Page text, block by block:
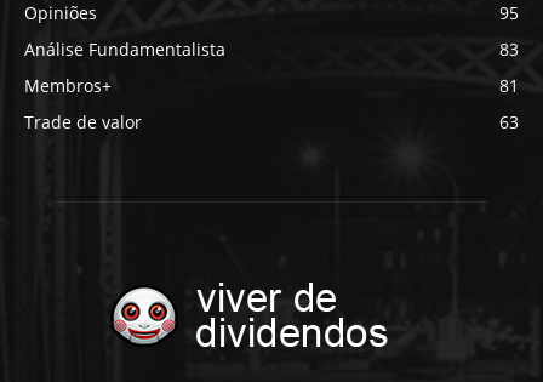
Opiniões
95
Análise Fundamentalista
83
Membros+
81
Trade de valor
63